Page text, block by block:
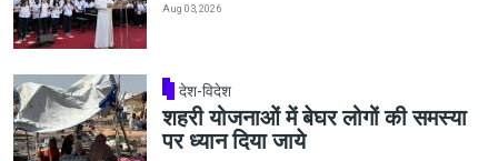
Aug 03, 2026
देश-विदेश
शहरी योजनाओं में बेघर लोगों की समस्या
पर ध्यान दिया जाये